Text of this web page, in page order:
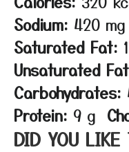
Sodium: 420 mg
Saturated Fat:
Unsaturated
Carbohydrates:
Protein: 9 g
DID YOU LIKE